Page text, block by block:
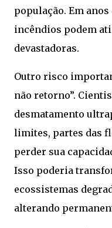
população. Em
incêndios podem
devastadoras.
Outro risco
não retorno”.
desmatamento
limites, partes das
perder sua
Isso poderia
ecossistemas
alterando